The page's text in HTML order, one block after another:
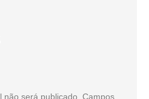
será publicado. Campos